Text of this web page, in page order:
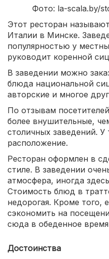
Фото: la-scala.by/
Этот ресторан
Италии в Минске.
популярностью у
руководит коренной
В заведении можно
блюда национальной
авторские и многое
По отзывам
более внушительные,
столичных заведений. У
расположение.
Ресторан оформлен в
стиле. В заведении
атмосфера, иногда
Стоимость блюд в
недорогая. Кроме того,
сэкономить на
сюда в обеденное
Достоинства